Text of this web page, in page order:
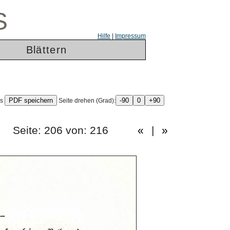
Hilfe Impressum
Blättern
Seite drehen (Grad):
Seite: 206 von: 216 « | »